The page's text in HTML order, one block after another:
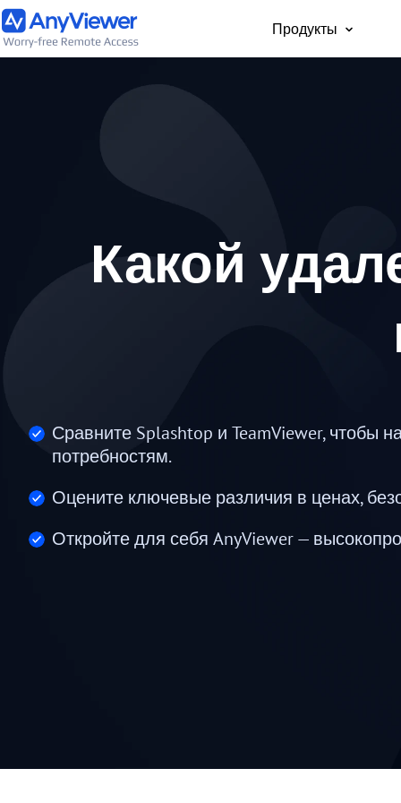
Продукты
компьютеру с ПК,
Какой
Сравните Splashtop и TeamViewer, чтобы
потребностям.
Оцените ключевые различия в ценах,
Откройте для себя AnyViewer —